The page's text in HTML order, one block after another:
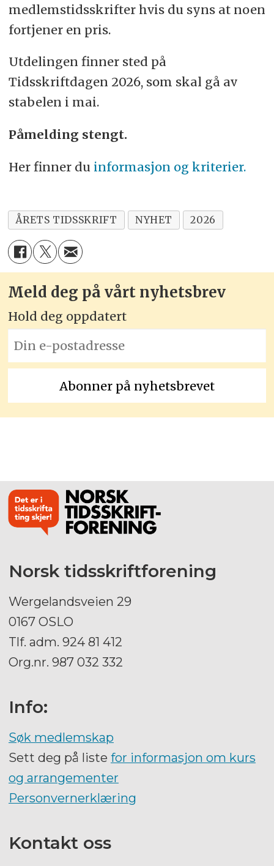
medlemstidsskrifter hvis du syns at noen
fortjener en pris.
Utdelingen finner sted på
Tidsskriftdagen 2026, som skal gå av
stabelen i mai.
Påmelding stengt.
Her finner du informasjon og kriterier.
ÅRETS TIDSSKRIFT NYHET 2026
Meld deg på vårt nyhetsbrev
Hold deg oppdatert
Norsk tidsskriftforening
Wergelandsveien 29
0167 OSLO
Tlf. adm. 924 81 412
Org.nr. 987 032 332
Info:
Søk medlemskap
Sett deg på liste for informasjon om kurs
og arrangementer
Personvernerklæring
Kontakt oss